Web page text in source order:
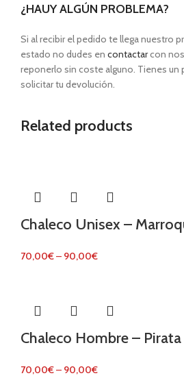
¿HAUY ALGÚN PROBLEMA?
Si al recibir el pedido te llega nuestro
estado no dudes en contactarcon
reponerlo sin coste alguno. Tienes un
solicitar tu devolución.
Related products
Chaleco Unisex –
70,00€– 90,00€
Chaleco Hombre – Pirata
70,00€– 90,00€